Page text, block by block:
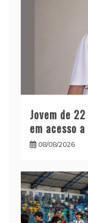
Jovem de
em acesso
08/08/2026